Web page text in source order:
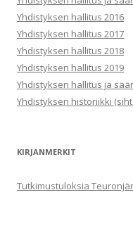
Yhdistyksen hallitus 2016
Yhdistyksen hallitus 2017
Yhdistyksen hallitus 2018
Yhdistyksen hallitus 2019
Yhdistyksen hallitus ja
Yhdistyksen historiikki
KIRJANMERKIT
Tutkimustuloksia